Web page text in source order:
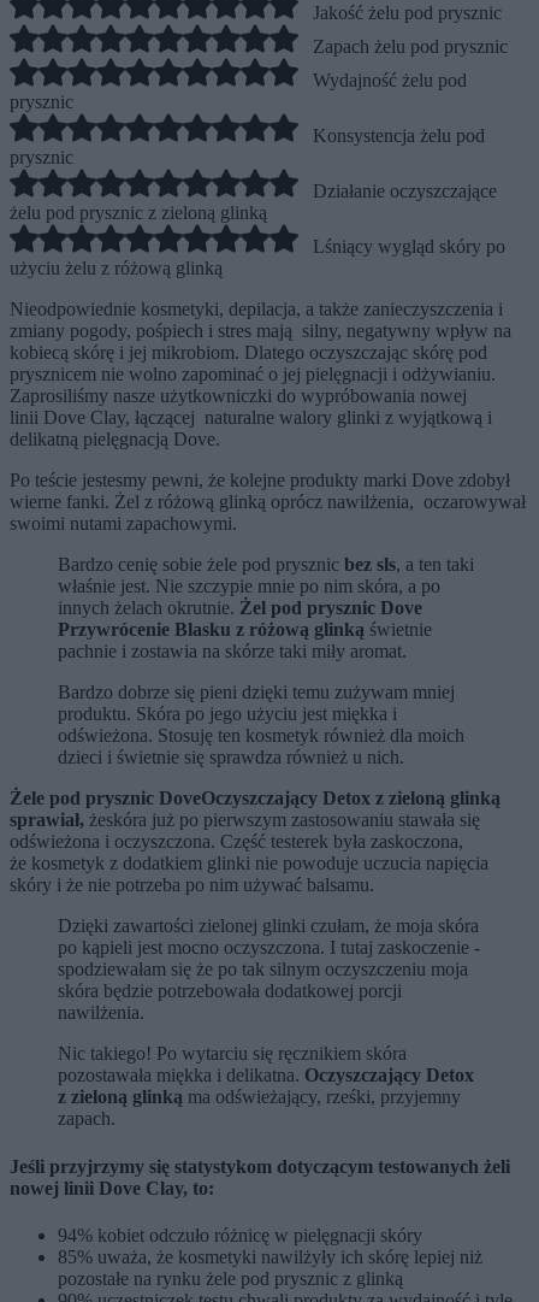
Jakość żelu pod prysznic
Zapach żelu pod prysznic
Wydajność żelu pod
prysznic
Konsystencja żelu pod
prysznic
Działanie oczyszczające
żelu pod prysznic z zieloną glinką
Lśniący wygląd skóry po
użyciu żelu z różową glinką
Nieodpowiednie kosmetyki, depilacja, a także zanieczyszczenia i
zmiany pogody, pośpiech i stres mają silny, negatywny wpływ na
kobiecą skórę i jej mikrobiom. Dlatego oczyszczając skórę pod
prysznicem nie wolno zapominać o jej pielęgnacji i odżywianiu.
Zaprosiliśmy nasze użytkowniczki do wypróbowania nowej
linii Dove Clay, łączącej naturalne walory glinki z wyjątkową i
delikatną pielęgnacją Dove.
Po teście jestesmy pewni, że kolejne produkty marki Dove zdobył
wierne fanki. Żel z różową glinką oprócz nawilżenia, oczarowywał
swoimi nutami zapachowymi.
Bardzo cenię sobie żele pod prysznic bez sls, a ten taki
właśnie jest. Nie szczypie mnie po nim skóra, a po
innych żelach okrutnie. Żel pod prysznic Dove
Przywrócenie Blasku z różową glinką świetnie
pachnie i zostawia na skórze taki miły aromat.
Bardzo dobrze się pieni dzięki temu zużywam mniej
produktu. Skóra po jego użyciu jest miękka i
odświeżona. Stosuję ten kosmetyk również dla moich
dzieci i świetnie się sprawdza również u nich.
Żele pod prysznic DoveOczyszczający Detox z zieloną glinką
sprawiał, żeskóra już po pierwszym zastosowaniu stawała się
odświeżona i oczyszczona. Część testerek była zaskoczona,
że kosmetyk z dodatkiem glinki nie powoduje uczucia napięcia
skóry i że nie potrzeba po nim używać balsamu.
Dzięki zawartości zielonej glinki czułam, że moja skóra
po kąpieli jest mocno oczyszczona. I tutaj zaskoczenie -
spodziewałam się że po tak silnym oczyszczeniu moja
skóra będzie potrzebowała dodatkowej porcji
nawilżenia.
Nic takiego! Po wytarciu się ręcznikiem skóra
pozostawała miękka i delikatna. Oczyszczający Detox
z zieloną glinką ma odświeżający, rześki, przyjemny
zapach.
Jeśli przyjrzymy się statystykom dotyczącym testowanych żeli
nowej linii Dove Clay, to:
94% kobiet odczuło różnicę w pielęgnacji skóry
85% uważa, że kosmetyki nawilżyły ich skórę lepiej niż
pozostałe na rynku żele pod prysznic z glinką